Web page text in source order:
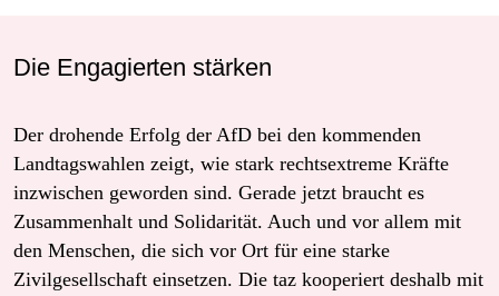
Die Engagierten stärken
Der drohende Erfolg der AfD bei den kommenden
Landtagswahlen zeigt, wie stark rechtsextreme Kräfte
inzwischen geworden sind. Gerade jetzt braucht es
Zusammenhalt und Solidarität. Auch und vor allem mit
den Menschen, die sich vor Ort für eine starke
Zivilgesellschaft einsetzen. Die taz kooperiert deshalb mit